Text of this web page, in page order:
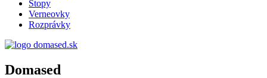
Stopy
Verneovky
Rozprávky
Domased